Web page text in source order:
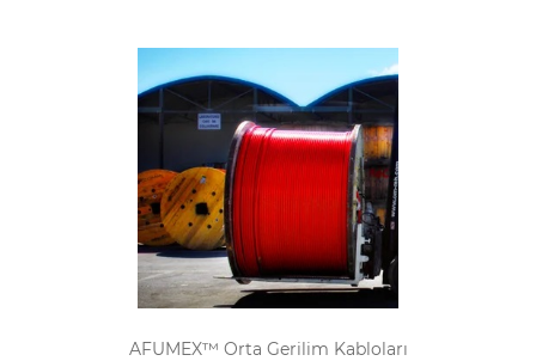
AFUMEX™ Orta Gerilim Kabloları